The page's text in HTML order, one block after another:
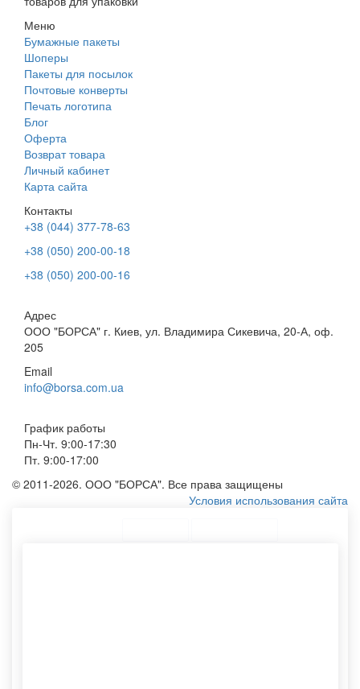
Меню
Бумажные пакеты
Шоперы
Пакеты для посылок
Почтовые конверты
Печать логотипа
Блог
Оферта
Возврат товара
Личный кабинет
Карта сайта
Контакты
+38 (044) 377-78-63
+38 (050) 200-00-18
+38 (050) 200-00-16
Адрес
ООО "БОРСА" г. Киев, ул. Владимира Сикевича, 20-А, оф.
205
Email
info@borsa.com.ua
График работы
Пн-Чт. 9:00-17:30
Пт. 9:00-17:00
© 2011-2026. ООО "БОРСА". Все права защищены
Условия использования сайта